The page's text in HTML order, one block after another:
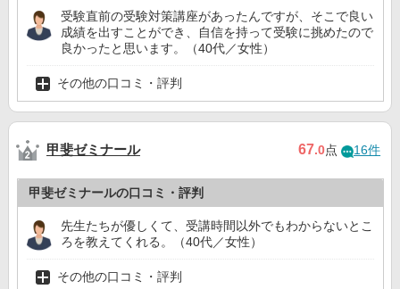
受験直前の受験対策講座があったんですが、そこで良い
成績を出すことができ、自信を持って受験に挑めたので
良かったと思います。（40代／女性）
その他の口コミ・評判
甲斐ゼミナール 67.0点 16件
甲斐ゼミナールの口コミ・評判
先生たちが優しくて、受講時間以外でもわからないとこ
ろを教えてくれる。（40代／女性）
その他の口コミ・評判